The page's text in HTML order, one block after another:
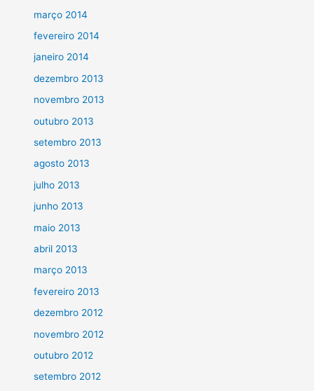
março 2014
fevereiro 2014
janeiro 2014
dezembro 2013
novembro 2013
outubro 2013
setembro 2013
agosto 2013
julho 2013
junho 2013
maio 2013
abril 2013
março 2013
fevereiro 2013
dezembro 2012
novembro 2012
outubro 2012
setembro 2012